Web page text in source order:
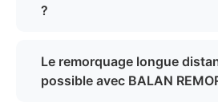
?
Le remorquage longue
possible avec BALAN